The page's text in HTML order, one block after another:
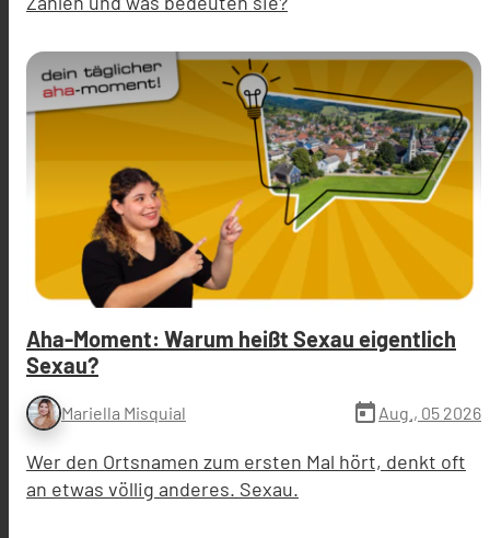
Aha-Moment: Warum heißt Sexau eigentlich
Sexau?
Mariella Misquial today Aug., 05 2026
Wer den Ortsnamen zum ersten Mal hört, denkt oft
an etwas völlig anderes. Sexau.